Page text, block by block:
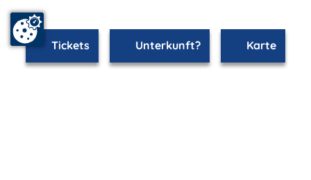
Tickets Unterkunft? Karte